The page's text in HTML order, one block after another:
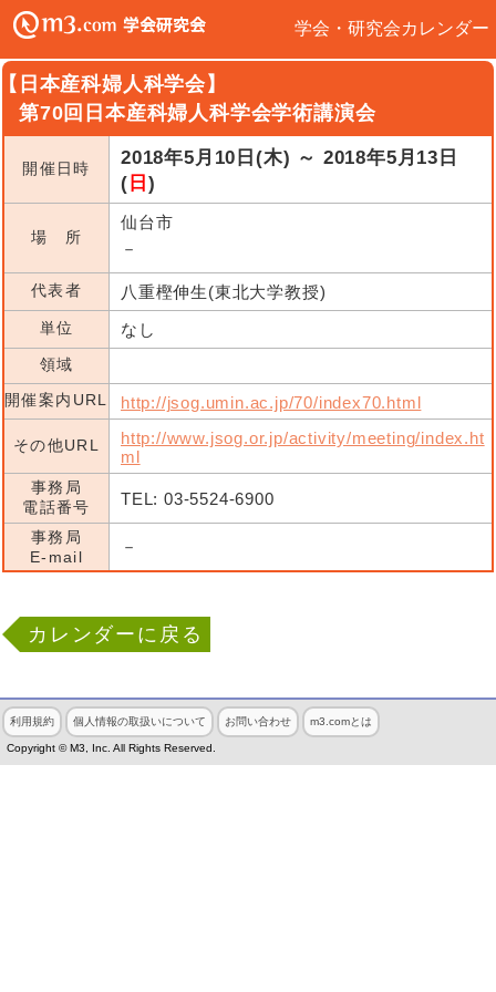
学会・研究会カレンダー
日本産科婦人科学会】
第70回日本産科婦人科学会学術講演会
開催日時
2018年5月10日(木) ～ 2018年5月13日
( 日 )
場 所
仙台市
－
代表者 八重樫伸生(東北大学教授)
単位 なし
領域
開催案内URL
http://jsog.umin.ac.jp/70/index70.html
その他URL
http://www.jsog.or.jp/activity/meeting/index.ht
ml
事務局
電話番号
TEL: 03-5524-6900
事務局
E-mail
－
カレンダーに戻る
利用規約 個人情報の取扱いについて お問い合わせ m3.comとは
Copyright © M3, Inc. All Rights Reserved.